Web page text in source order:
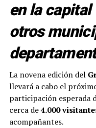
en la
otros
La novena edición del
llevará a cabo el
participación esperada
cerca de4.000
acompañantes.